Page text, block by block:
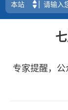
专家提醒，公